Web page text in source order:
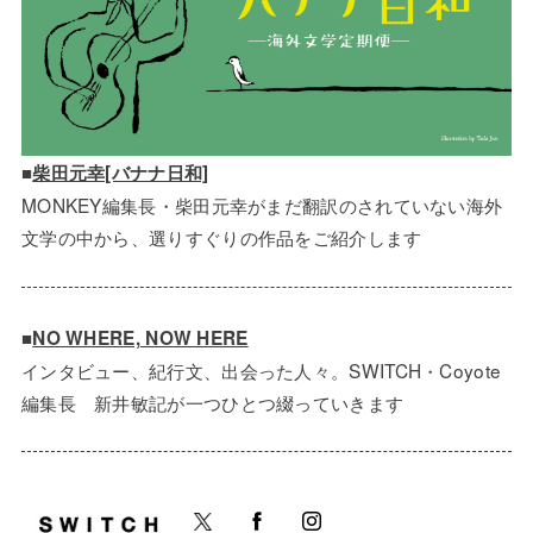
■柴田元幸[バナナ日和]
MONKEY編集長・柴田元幸がまだ翻訳のされていない海外
文学の中から、選りすぐりの作品をご紹介します
■NO WHERE, NOW HERE
インタビュー、紀行文、出会った人々。SWITCH・Coyote
編集長 新井敏記が一つひとつ綴っていきます